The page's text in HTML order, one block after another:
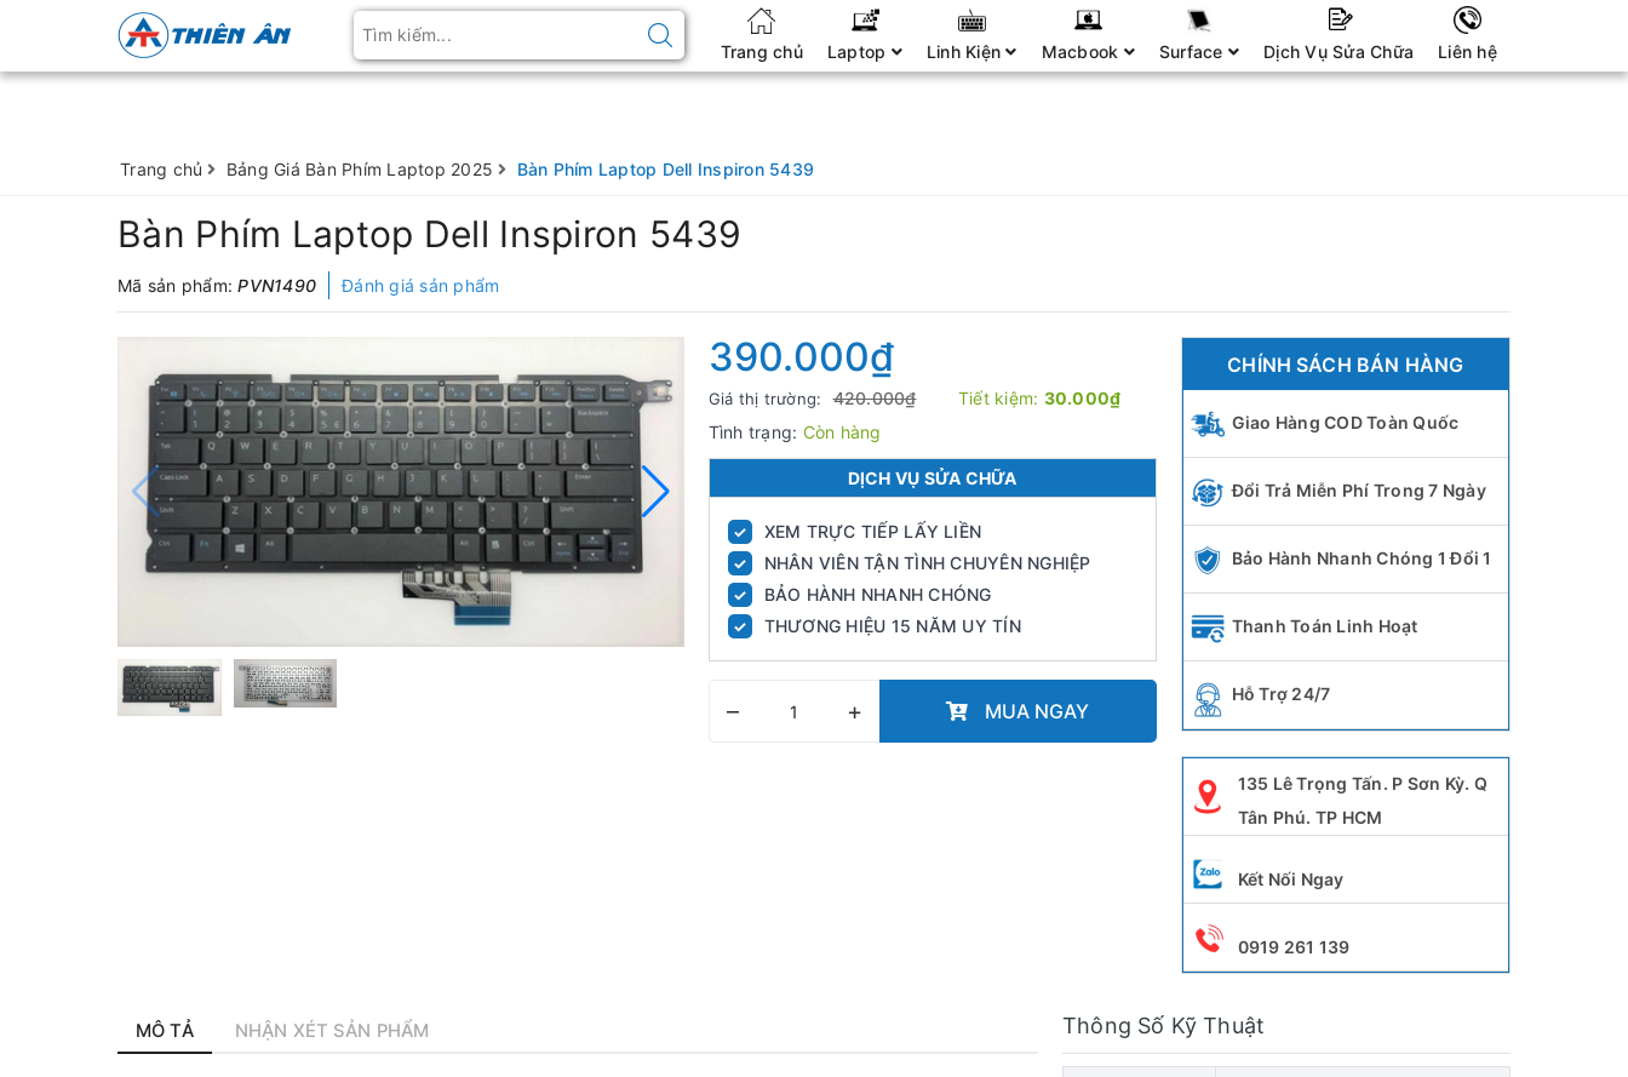
Trang chủ Laptop Linh Kiện Macbook Surface Dịch Vụ Sửa Chữa Liên hệ
Trang chủ Bảng Giá Bàn Phím Laptop 2025 Bàn Phím Laptop Dell Inspiron 5439
Bàn Phím Laptop Dell Inspiron 5439
Mã sản phẩm:PVN1490 Đánh giá sản phẩm
390.000₫
Giá thị trường: 420.000₫ Tiết kiệm: 30.000₫
Tình trạng: Còn hàng
DỊCH VỤ SỬA CHỮA
✓ XEM TRỰC TIẾP LẤY LIỀN
✓ NHÂN VIÊN TẬN TÌNH CHUYÊN NGHIỆP
✓ BẢO HÀNH NHANH CHÓNG
✓ THƯƠNG HIỆU 15 NĂM UY TÍN
– + MUA NGAY
CHÍNH SÁCH BÁN HÀNG
Giao Hàng COD Toàn Quốc
Đổi Trả Miễn Phí Trong 7 Ngày
Bảo Hành Nhanh Chóng 1 Đổi 1
Thanh Toán Linh Hoạt
Hỗ Trợ 24/7
135 Lê Trọng Tấn. P Sơn Kỳ. Q
Tân Phú. TP HCM
Kết Nối Ngay
0919 261 139
MÔ TẢ NHẬN XÉT SẢN PHẨM Thông Số Kỹ Thuật